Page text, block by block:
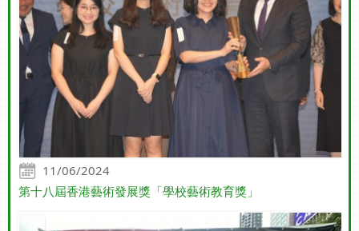
11/06/2024
第十八屆香港藝術發展獎「學校藝術教育獎」